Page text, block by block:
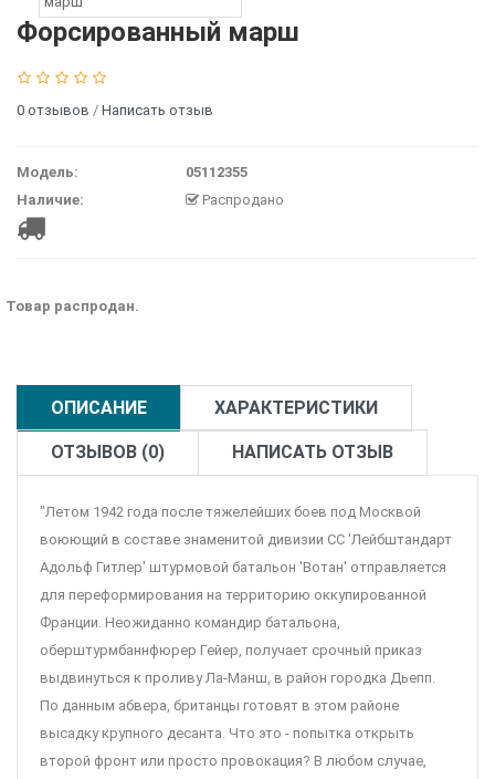
Форсированный марш
0 отзывов / Написать отзыв
Модель:
05112355
Наличие:
Распродано
Товар распродан.
ОПИСАНИЕ ХАРАКТЕРИСТИКИ
ОТЗЫВОВ (0) НАПИСАТЬ ОТЗЫВ
"Летом 1942 года после тяжелейших боев под Москвой
воюющий в составе знаменитой дивизии СС 'Лейбштандарт
Адольф Гитлер' штурмовой батальон 'Вотан' отправляется
для переформирования на территорию оккупированной
Франции. Неожиданно командир батальона,
оберштурмбаннфюрер Гейер, получает срочный приказ
выдвинуться к проливу Ла-Манш, в район городка Дьепп.
По данным абвера, британцы готовят в этом районе
высадку крупного десанта. Что это - попытка открыть
второй фронт или просто провокация? В любом случае,